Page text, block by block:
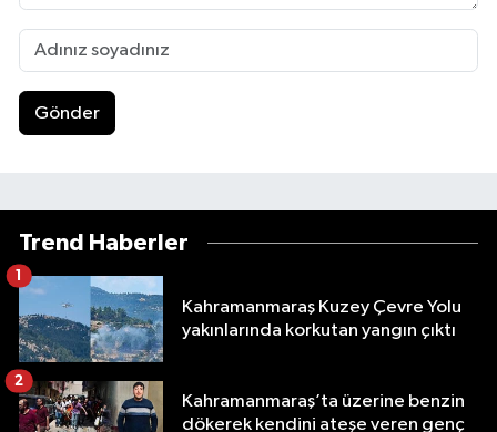
Gönder
Trend Haberler
Kahramanmaraş Kuzey Çevre Yolu
yakınlarında korkutan yangın çıktı
1
Kahramanmaraş’ta üzerine benzin
dökerek kendini ateşe veren genç
2